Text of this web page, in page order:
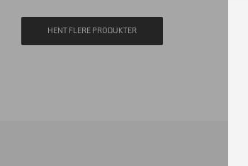
HENT FLERE PRODUKTER